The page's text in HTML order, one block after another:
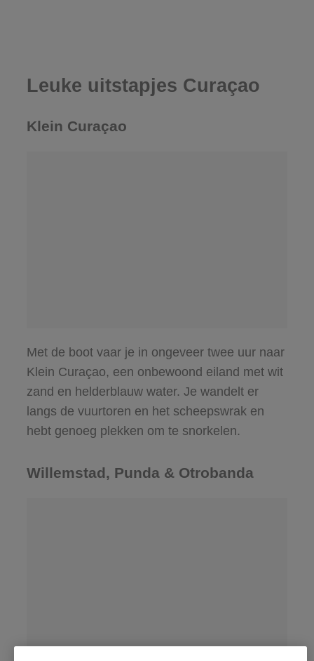
Leuke uitstapjes Curaçao
Klein Curaçao
Met de boot vaar je in ongeveer twee uur naar
Klein Curaçao, een onbewoond eiland met wit
zand en helderblauw water. Je wandelt er
langs de vuurtoren en het scheepswrak en
hebt genoeg plekken om te snorkelen.
Willemstad, Punda & Otrobanda